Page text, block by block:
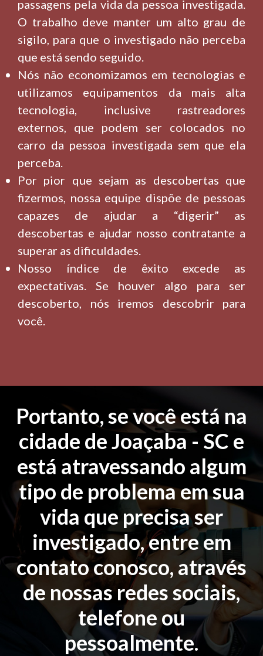
passagens pela vida da pessoa investigada.
O trabalho deve manter um alto grau de
sigilo, para que o investigado não perceba
que está sendo seguido.
Nós não economizamos em tecnologias e
utilizamos equipamentos da mais alta
tecnologia, inclusive rastreadores
externos, que podem ser colocados no
carro da pessoa investigada sem que ela
perceba.
Por pior que sejam as descobertas que
fizermos, nossa equipe dispõe de pessoas
capazes de ajudar a “digerir” as
descobertas e ajudar nosso contratante a
superar as dificuldades.
Nosso índice de êxito excede as
expectativas. Se houver algo para ser
descoberto, nós iremos descobrir para
você.
Portanto, se você está na
cidade de Joaçaba - SC e
está atravessando algum
tipo de problema em sua
vida que precisa ser
investigado, entre em
contato conosco, através
de nossas redes sociais,
telefone ou
pessoalmente.